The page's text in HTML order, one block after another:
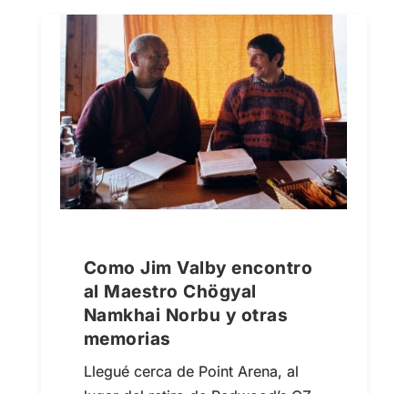
Como Jim Valby encontro
al Maestro Chögyal
Namkhai Norbu y otras
memorias
Llegué cerca de Point Arena, al